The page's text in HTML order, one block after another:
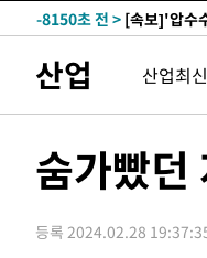
-8150초 전 > [속보]'압수
2시간 전 >
[속보]뉴욕증
-31736초 전 >온열질환
-21788초 전 >백운산서
-17032초 전 >남자 농구,
산업 산업최신
숨가빴
등록 2024.02.28